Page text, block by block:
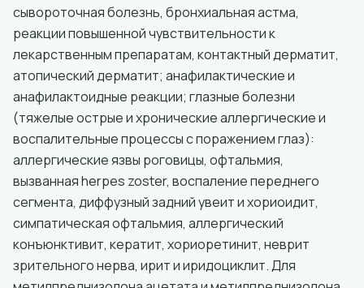
сывороточная болезнь, бронхиальная астма,
реакции повышенной чувствительности к
лекарственным препаратам, контактный дерматит,
атопический дерматит; анафилактические и
анафилактоидные реакции; глазные болезни
(тяжелые острые и хронические аллергические и
воспалительные процессы с поражением глаз):
аллергические язвы роговицы, офтальмия,
вызванная herpes zoster, воспаление переднего
сегмента, диффузный задний увеит и хориоидит,
симпатическая офтальмия, аллергический
конъюнктивит, кератит, хориоретинит, неврит
зрительного нерва, ирит и иридоциклит. Для